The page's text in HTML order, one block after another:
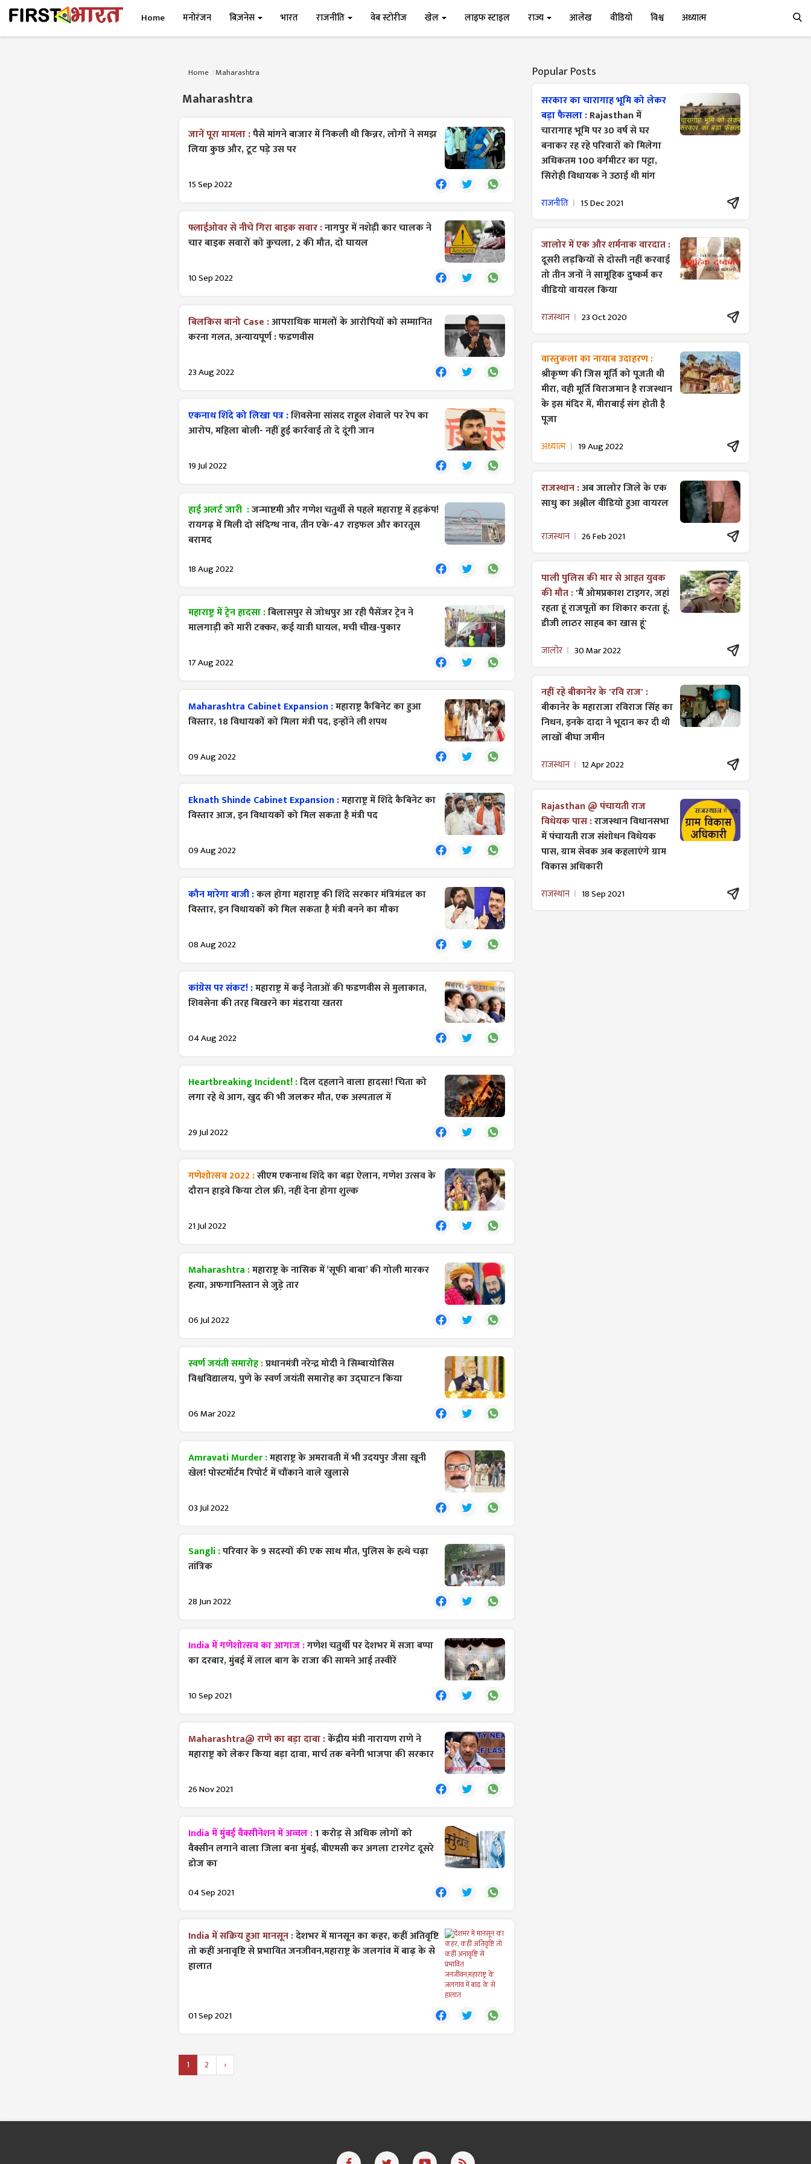
Home मनोरंजन बिज़नेस भारत राजनीति वेब स्टोरीज खेल लाइफ स्टाइल राज्य आलेख वीडियो विश्व अध्यात्म
Home Maharashtra
Maharashtra
जानें पूरा मामला :पैसे मांगने बाजार में निकली थी किन्नर, लोगों ने समझ
लिया कुछ और, टूट पड़े उस पर
15 Sep 2022
फ्लाईओवर से नीचे गिरा बाइक सवार :नागपुर में नशेड़ी कार चालक ने
चार बाइक सवारों को कुचला, 2 की मौत, दो घायल
10 Sep 2022
बिलकिस बानो Case :आपराधिक मामलों के आरोपियों को सम्मानित
करना गलत, अन्यायपूर्ण : फडणवीस
23 Aug 2022
एकनाथ शिंदे को लिखा पत्र :शिवसेना सांसद राहुल शेवाले पर रेप का
आरोप, महिला बोली- नहीं हुई कार्रवाई तो दे दूंगी जान
19 Jul 2022
हाई अलर्ट जारी :जन्माष्टमी और गणेश चतुर्थी से पहले महाराष्ट्र में हड़कंप!
रायगढ़ में मिली दो संदिग्ध नाव, तीन एके-47 राइफल और कारतूस
बरामद
18 Aug 2022
महाराष्ट्र में ट्रेन हादसा :बिलासपुर से जोधपुर आ रही पैसेंजर ट्रेन ने
मालगाड़ी को मारी टक्कर, कई यात्री घायल, मची चीख-पुकार
17 Aug 2022
Maharashtra Cabinet Expansion :महाराष्ट्र कैबिनेट का हुआ
विस्तार, 18 विधायकों को मिला मंत्री पद, इन्होंने ली शपथ
09 Aug 2022
Eknath Shinde Cabinet Expansion :महाराष्ट्र में शिंदे कैबिनेट का
विस्तार आज, इन विधायकों को मिल सकता है मंत्री पद
09 Aug 2022
कौन मारेगा बाजी :कल होगा महाराष्ट्र की शिंदे सरकार मंत्रिमंडल का
विस्तार, इन विधायकों को मिल सकता है मंत्री बनने का मौका
08 Aug 2022
कांग्रेस पर संकट! :महाराष्ट्र में कई नेताओं की फडणवीस से मुलाकात,
शिवसेना की तरह बिखरने का मंडराया खतरा
04 Aug 2022
Heartbreaking Incident! :दिल दहलाने वाला हादसा! चिता को
लगा रहे थे आग, खुद की भी जलकर मौत, एक अस्पताल में
29 Jul 2022
गणेशोत्सव 2022 :सीएम एकनाथ शिंदे का बड़ा ऐलान, गणेश उत्सव के
दौरान हाइवे किया टोल फ्री, नहीं देना होगा शुल्क
21 Jul 2022
Maharashtra :महाराष्ट्र के नासिक में ‘सूफी बाबा’ की गोली मारकर
हत्या, अफगानिस्तान से जुड़े तार
06 Jul 2022
स्वर्ण जयंती समारोह :प्रधानमंत्री नरेन्द्र मोदी ने सिम्बायोसिस
विश्वविद्यालय, पुणे के स्वर्ण जयंती समारोह का उद्घाटन किया
06 Mar 2022
Amravati Murder :महाराष्ट्र के अमरावती में भी उदयपुर जैसा खूनी
खेल! पोस्टमॉर्टम रिपोर्ट में चौंकाने वाले खुलासे
03 Jul 2022
Sangli :परिवार के 9 सदस्यों की एक साथ मौत, पुलिस के हत्थे चढ़ा
तांत्रिक
28 Jun 2022
India में गणेशोत्सव का आगाज :गणेश चतुर्थी पर देशभर में सजा बप्पा
का दरबार, मुंबई में लाल बाग के राजा की सामने आई तस्वीरें
10 Sep 2021
Maharashtra@ राणे का बड़ा दावा :केंद्रीय मंत्री नारायण राणे ने
महाराष्ट्र को लेकर किया बड़ा दावा, मार्च तक बनेगी भाजपा की सरकार
26 Nov 2021
India में मुंबई वैक्सीनेशन में अव्वल :1 करोड़ से अधिक लोगों को
वैक्सीन लगाने वाला जिला बना मुंबई, बीएमसी कर अगला टारगेट दूसरे
डोज का
04 Sep 2021
India में सक्रिय हुआ मानसून :देशभर में मानसून का कहर, कहीं अतिवृष्टि
तो कहीं अनावृष्टि से प्रभावित जनजीवन,महाराष्ट्र के जलगांव में बाढ़ के से
हालात
01 Sep 2021
1 2 ›
Popular Posts
सरकार का चारागाह भूमि को लेकर
बड़ा फैसला :Rajasthan में
चारागाह भूमि पर 30 वर्ष से घर
बनाकर रह रहे परिवारों को मिलेगा
अधिकतम 100 वर्गमीटर का पट्टा,
सिरोही विधायक ने उठाई थी मांग
राजनीति 15 Dec 2021
जालोर में एक और शर्मनाक वारदात :
दूसरी लड़कियों से दोस्ती नहीं करवाई
तो तीन जनों ने सामूहिक दुष्कर्म कर
वीडियो वायरल किया
राजस्थान 23 Oct 2020
वास्तुकला का नायाब उदाहरण :
श्रीकृष्ण की जिस मूर्ति को पूजती थी
मीरा, वही मूर्ति विराजमान है राजस्थान
के इस मंदिर में, मीराबाई संग होती है
पूजा
अध्यात्म 19 Aug 2022
राजस्थान :अब जालोर जिले के एक
साधु का अश्लील वीडियो हुआ वायरल
राजस्थान 26 Feb 2021
पाली पुलिस की मार से आहत युवक
की मौत :'मैं ओमप्रकाश टाइगर, जहां
रहता हूं राजपूतों का शिकार करता हूं,
डीजी लाठर साहब का खास हूं'
जालोर 30 Mar 2022
नहीं रहे बीकानेर के 'रवि राज' :
बीकानेर के महाराजा रविराज सिंह का
निधन, इनके दादा ने भूदान कर दी थी
लाखों बीघा जमीन
राजस्थान 12 Apr 2022
Rajasthan @ पंचायती राज
विधेयक पास :राजस्थान विधानसभा
में पंचायती राज ​संशोधन विधेयक
पास, ग्राम सेवक अब कहलाएंगे ग्राम
विकास अधिकारी
राजस्थान 18 Sep 2021